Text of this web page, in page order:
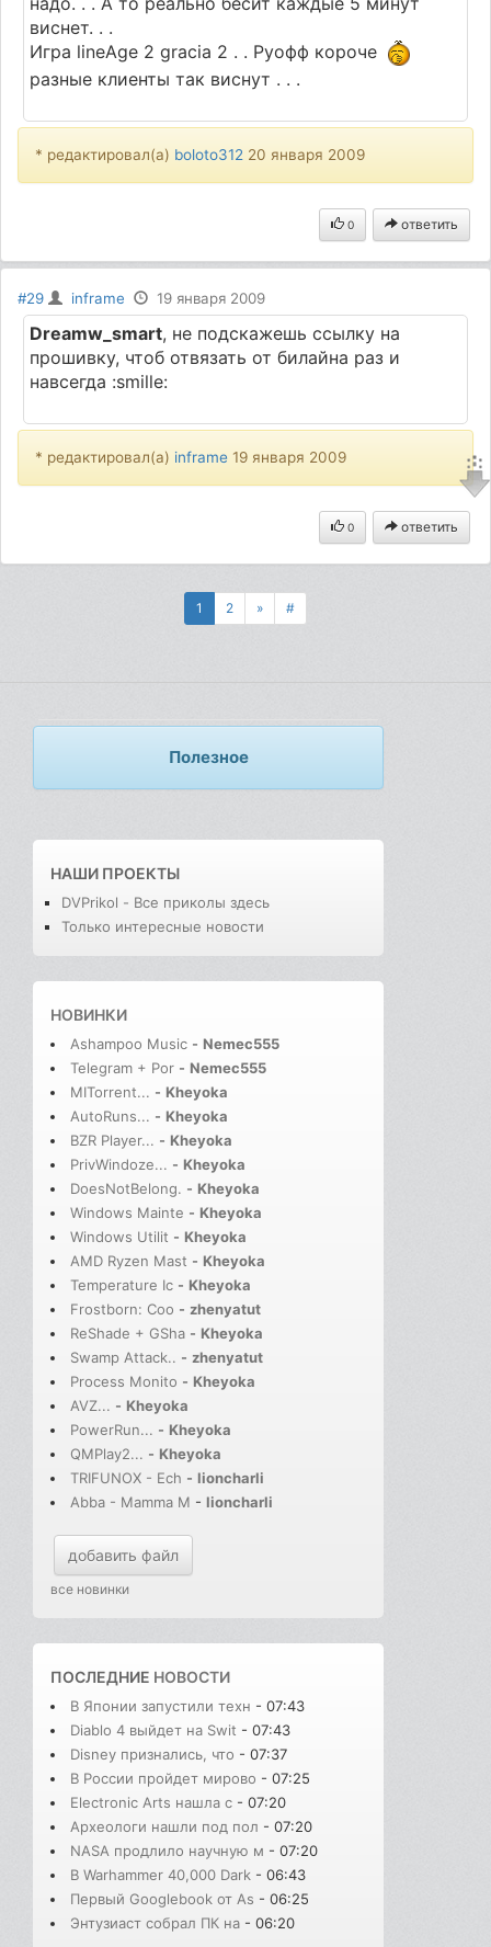
виснет. . .
Игра lineAge 2 gracia 2 . . Руофф короче
разные клиенты так виснут . . .
* редактировал(а) boloto312 20 января 2009
0 ответить
#29 inframe 19 января 2009
Dreamw_smart, не подскажешь ссылку на
прошивку, чтоб отвязать от билайна раз и
навсегда :smille:
* редактировал(а) inframe 19 января 2009
0 ответить
1 2 » #
Полезное
НАШИ ПРОЕКТЫ
DVPrikol - Все приколы здесь
Только интересные новости
НОВИНКИ
Ashampoo Music - Nemec555
Telegram + Por - Nemec555
MITorrent... - Kheyoka
AutoRuns... - Kheyoka
BZR Player... - Kheyoka
PrivWindoze... - Kheyoka
DoesNotBelong. - Kheyoka
Windows Mainte - Kheyoka
Windows Utilit - Kheyoka
AMD Ryzen Mast - Kheyoka
Temperature Ic - Kheyoka
Frostborn: Coo - zhenyatut
ReShade + GSha - Kheyoka
Swamp Attack.. - zhenyatut
Process Monito - Kheyoka
AVZ... - Kheyoka
PowerRun... - Kheyoka
QMPlay2... - Kheyoka
TRIFUNOX - Ech - lioncharli
Abba - Mamma M - lioncharli
добавить файл
все новинки
ПОСЛЕДНИЕ НОВОСТИ
В Японии запустили техн - 07:43
Diablo 4 выйдет на Swit - 07:43
Disney признались, что - 07:37
В России пройдет мирово - 07:25
Electronic Arts нашла с - 07:20
Археологи нашли под пол - 07:20
NASA продлило научную м - 07:20
В Warhammer 40,000 Dark - 06:43
Первый Googlebook от As - 06:25
Энтузиаст собрал ПК на - 06:20